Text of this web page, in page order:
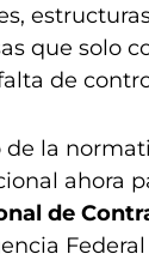
que solo
de
de la
ahora
de